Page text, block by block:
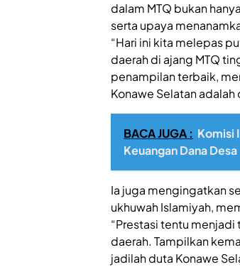
dalam MTQ bukan
serta upaya
“Hari ini kita melepas
daerah di ajang MTQ
penampilan terbaik,
Konawe Selatan adalah
BACA JUGA : Komisi
Keuangan Dana Desa
Ia juga mengingatkan
ukhuwah Islamiyah,
“Prestasi tentu
daerah. Tampilkan
jadilah duta Konawe